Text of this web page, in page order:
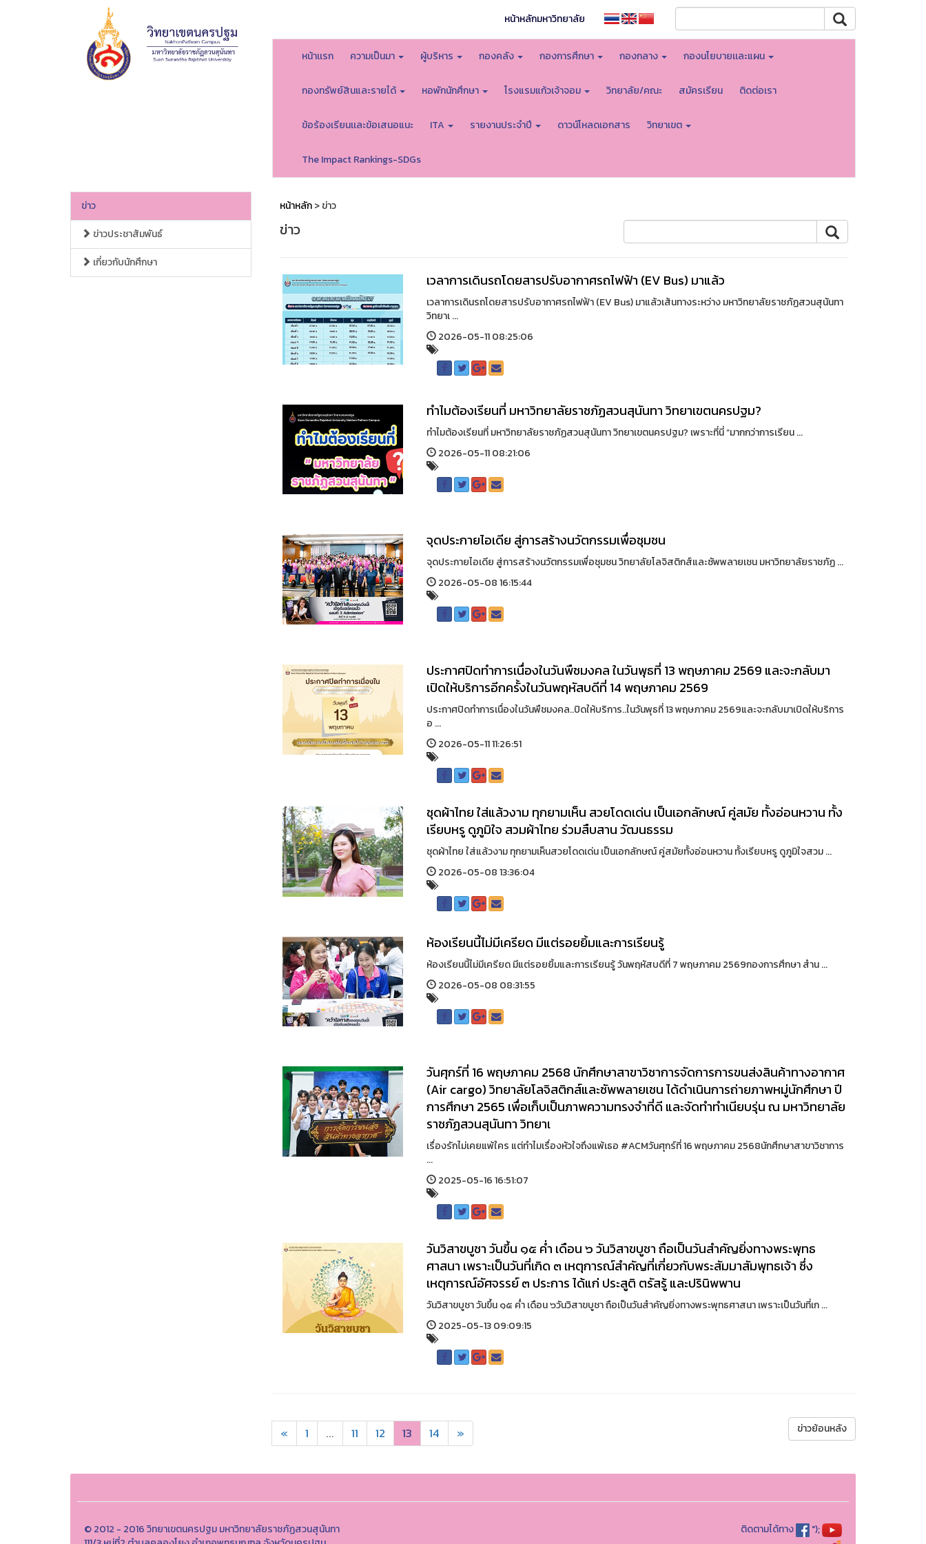
หน้าหลักมหาวิทยาลัย
หน้าเเรก ความเป็นมา ผู้บริหาร กองคลัง กองการศึกษา กองกลาง กองนโยบายเเละแผน
กองทรัพย์สินและรายได้ หอพักนักศึกษา โรงแรมแก้วเจ้าจอม วิทยาลัย/คณะ สมัครเรียน ติดต่อเรา
ข้อร้องเรียนเเละข้อเสนอแนะ ITA รายงานประจำปี ดาวน์โหลดเอกสาร วิทยาเขต
The Impact Rankings-SDGs
ข่าว
ข่าวประชาสัมพันธ์
เกี่ยวกับนักศึกษา
หน้าหลัก> ข่าว
ข่าว
เวลาการเดินรถโดยสารปรับอากาศรถไฟฟ้า (EV Bus) มาแล้ว
เวลาการเดินรถโดยสารปรับอากาศรถไฟฟ้า (EV Bus) มาแล้วเส้นทางระหว่าง มหาวิทยาลัยราชภัฏสวนสุนันทา
วิทยาเ ...
2026-05-11 08:25:06
ทำไมต้องเรียนที่ มหาวิทยาลัยราชภัฏสวนสุนันทา วิทยาเขตนครปฐม?
ทำไมต้องเรียนที่ มหาวิทยาลัยราชภัฏสวนสุนันทา วิทยาเขตนครปฐม? เพราะที่นี่ “มากกว่าการเรียน ...
2026-05-11 08:21:06
จุดประกายไอเดีย สู่การสร้างนวัตกรรมเพื่อชุมชน
จุดประกายไอเดีย สู่การสร้างนวัตกรรมเพื่อชุมชน วิทยาลัยโลจิสติกส์และซัพพลายเชน มหาวิทยาลัยราชภัฏ ...
2026-05-08 16:15:44
ประกาศปิดทำการเนื่องในวันพืชมงคล ในวันพุธที่ 13 พฤษภาคม 2569 และจะกลับมา
เปิดให้บริการอีกครั้งในวันพฤหัสบดีที่ 14 พฤษภาคม 2569
ประกาศปิดทำการเนื่องในวันพืชมงคล..ปิดให้บริการ..ในวันพุธที่ 13 พฤษภาคม 2569และจะกลับมาเปิดให้บริการ
อ ...
2026-05-11 11:26:51
ชุดผ้าไทย ใส่แล้วงาม ทุกยามเห็น สวยโดดเด่น เป็นเอกลักษณ์ คู่สมัย ทั้งอ่อนหวาน ทั้ง
เรียบหรู ดูภูมิใจ สวมผ้าไทย ร่วมสืบสาน วัฒนธรรม
ชุดผ้าไทย ใส่แล้วงาม ทุกยามเห็นสวยโดดเด่น เป็นเอกลักษณ์ คู่สมัยทั้งอ่อนหวาน ทั้งเรียบหรู ดูภูมิใจสวม ...
2026-05-08 13:36:04
ห้องเรียนนี้ไม่มีเครียด มีแต่รอยยิ้มและการเรียนรู้
ห้องเรียนนี้ไม่มีเครียด มีแต่รอยยิ้มและการเรียนรู้ วันพฤหัสบดีที่ 7 พฤษภาคม 2569กองการศึกษา สำน ...
2026-05-08 08:31:55
วันศุกร์ที่ 16 พฤษภาคม 2568 นักศึกษาสาขาวิชาการจัดการการขนส่งสินค้าทางอากาศ
(Air cargo) วิทยาลัยโลจิสติกส์และซัพพลายเชน ได้ดำเนินการถ่ายภาพหมู่นักศึกษา ปี
การศึกษา 2565 เพื่อเก็บเป็นภาพความทรงจำที่ดี และจัดทำทำเนียบรุ่น ณ มหาวิทยาลัย
ราชภัฏสวนสุนันทา วิทยาเ
เรื่องรักไม่เคยแพ้ใคร แต่ทำไมเรื่องหัวใจถึงแพ้เธอ #ACMวันศุกร์ที่ 16 พฤษภาคม 2568นักศึกษาสาขาวิชาการ
...
2025-05-16 16:51:07
วันวิสาขบูชา วันขึ้น ๑๕ ค่ำ เดือน ๖ วันวิสาขบูชา ถือเป็นวันสำคัญยิ่งทางพระพุทธ
ศาสนา เพราะเป็นวันที่เกิด ๓ เหตุการณ์สำคัญที่เกี่ยวกับพระสัมมาสัมพุทธเจ้า ซึ่ง
เหตุการณ์อัศจรรย์ ๓ ประการ ได้แก่ ประสูติ ตรัสรู้ และปรินิพพาน
วันวิสาขบูชา วันขึ้น ๑๕ ค่ำ เดือน ๖วันวิสาขบูชา ถือเป็นวันสำคัญยิ่งทางพระพุทธศาสนา เพราะเป็นวันที่เก ...
2025-05-13 09:09:15
« 1 ... 11 12 13 14 » ข่าวย้อนหลัง
© 2012 - 2016 วิทยาเขตนครปฐม มหาวิทยาลัยราชภัฏสวนสุนันทา
ติดตามได้ทาง ");